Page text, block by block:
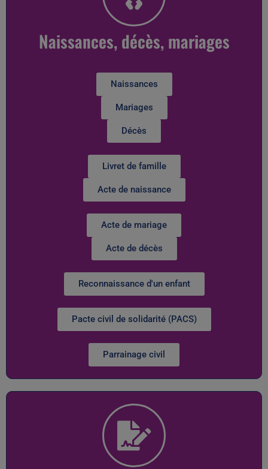
Naissances, décès, mariages
Naissances
Mariages
Décès
Livret de famille
Acte de naissance
Acte de mariage
Acte de décès
Reconnaissance d'un enfant
Pacte civil de solidarité (PACS)
Parrainage civil